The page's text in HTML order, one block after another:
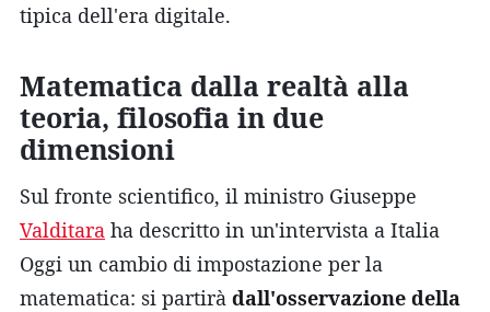
tipica dell'era digitale.
Matematica dalla realtà alla
teoria, filosofia in due
dimensioni
Sul fronte scientifico, il ministro Giuseppe
Valditara ha descritto in un'intervista a Italia
Oggi un cambio di impostazione per la
matematica: si partirà dall'osservazione della